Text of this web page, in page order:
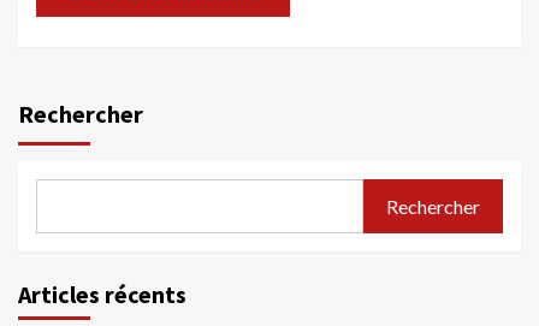
Rechercher
Rechercher
Articles récents